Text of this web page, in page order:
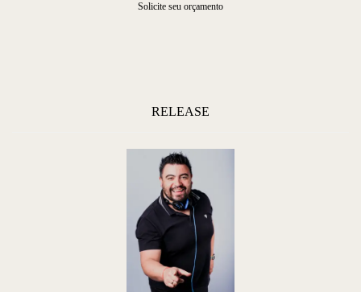
Solicite seu orçamento
RELEASE